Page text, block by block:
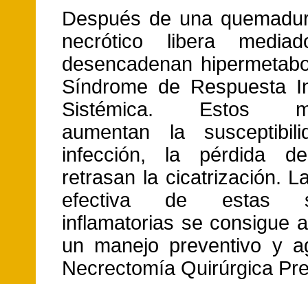
Después de una
necrótico libera
desencadenan
Síndrome de Respuesta
Sistémica. Estos
aumentan la
infección, la pérdida
retrasan la cicatrización.
efectiva de estas
inflamatorias se consigue
un manejo preventivo y
Necrectomía Quirúrgica